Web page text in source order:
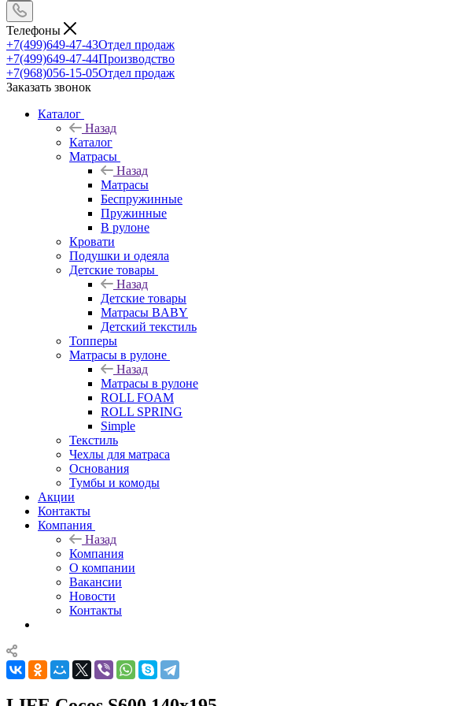
Телефоны
+7(499)649-47-43Отдел продаж
+7(499)649-47-44Производство
+7(968)056-15-05Отдел продаж
Заказать звонок
Каталог
Назад
Каталог
Матрасы
Назад
Матрасы
Беспружинные
Пружинные
В рулоне
Кровати
Подушки и одеяла
Детские товары
Назад
Детские товары
Матрасы BABY
Детский текстиль
Топперы
Матрасы в рулоне
Назад
Матрасы в рулоне
ROLL FOAM
ROLL SPRING
Simple
Текстиль
Чехлы для матраса
Основания
Тумбы и комоды
Акции
Контакты
Компания
Назад
Компания
О компании
Вакансии
Новости
Контакты